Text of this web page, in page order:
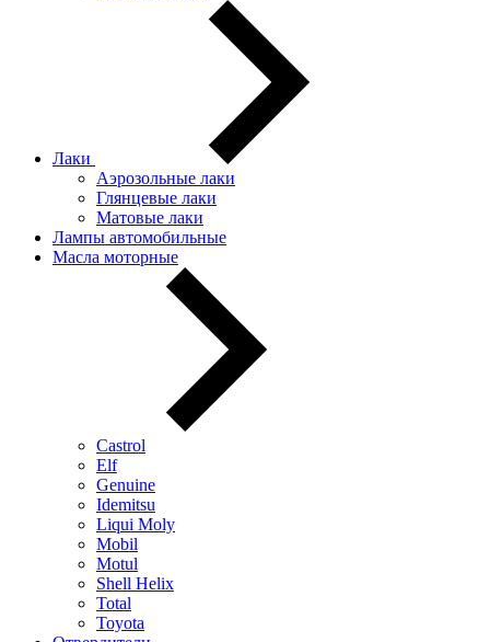
Лаки
Аэрозольные лаки
Глянцевые лаки
Матовые лаки
Лампы автомобильные
Масла моторные
Castrol
Elf
Genuine
Idemitsu
Liqui Moly
Mobil
Motul
Shell Helix
Total
Toyota